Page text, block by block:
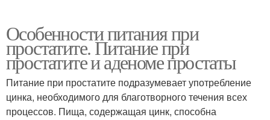
Особенности питания при
простатите. Питание при
простатите и аденоме простаты
Питание при простатите подразумевает употребление
цинка, необходимого для благотворного течения всех
процессов. Пища, содержащая цинк, способна